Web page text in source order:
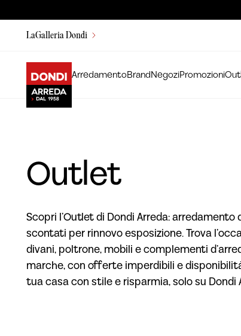
LaGalleria Dondi
ArredamentoBrandNegoziPromozioni
Outlet
Scopri l’Outlet di Dondi Arreda: arredamento
scontati per rinnovo esposizione. Trova
divani, poltrone, mobili e complementi
marche, con offerte imperdibili e
tua casa con stile e risparmia, solo su Dondi